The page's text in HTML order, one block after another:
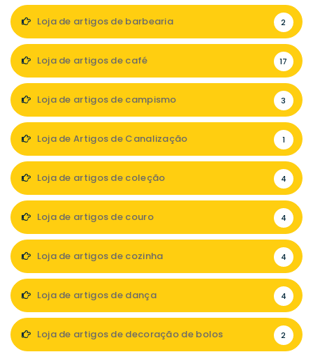
Loja de artigos de barbearia 2
Loja de artigos de café 17
Loja de artigos de campismo 3
Loja de Artigos de Canalização 1
Loja de artigos de coleção 4
Loja de artigos de couro 4
Loja de artigos de cozinha 4
Loja de artigos de dança 4
Loja de artigos de decoração de bolos 2